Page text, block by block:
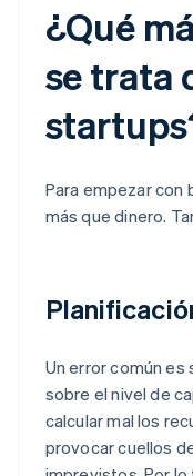
¿Qué
se trata
Para empezar con
más que dinero.
Un error común
sobre el nivel de
calcular mal los
provocar cuellos